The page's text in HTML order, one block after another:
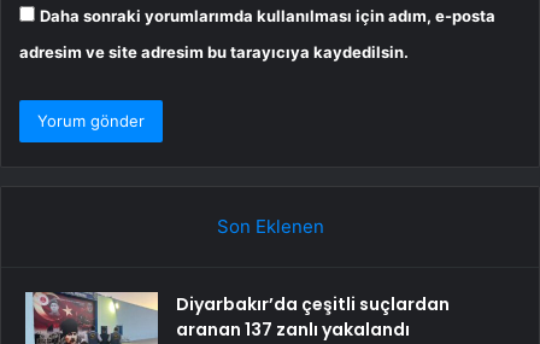
Daha sonraki yorumlarımda kullanılması için adım, e-posta
adresim ve site adresim bu tarayıcıya kaydedilsin.
Son Eklenen
Diyarbakır’da çeşitli suçlardan
aranan 137 zanlı yakalandı